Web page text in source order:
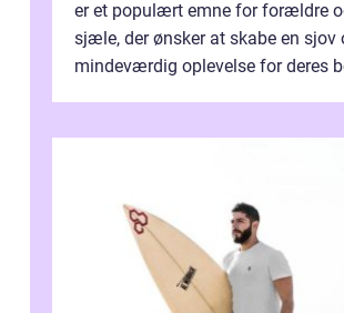
er et populært emne for forældre
sjæle, der ønsker at skabe en sjov
mindeværdig oplevelse for deres